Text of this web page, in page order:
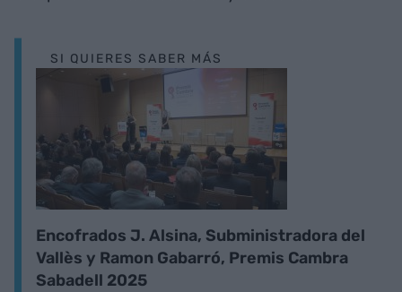
SI QUIERES SABER MÁS
Encofrados J. Alsina, Subministradora del
Vallès y Ramon Gabarró, Premis Cambra
Sabadell 2025